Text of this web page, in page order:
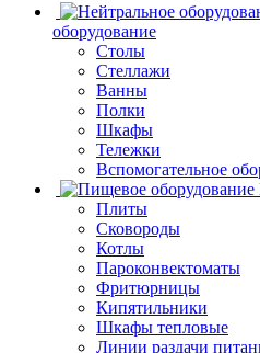
оборудование
Столы
Стеллажи
Ванны
Полки
Шкафы
Тележки
Вспомогательное
Плиты
Сковороды
Котлы
Пароконвектоматы
Фритюрницы
Кипятильники
Шкафы тепловые
Линии раздачи